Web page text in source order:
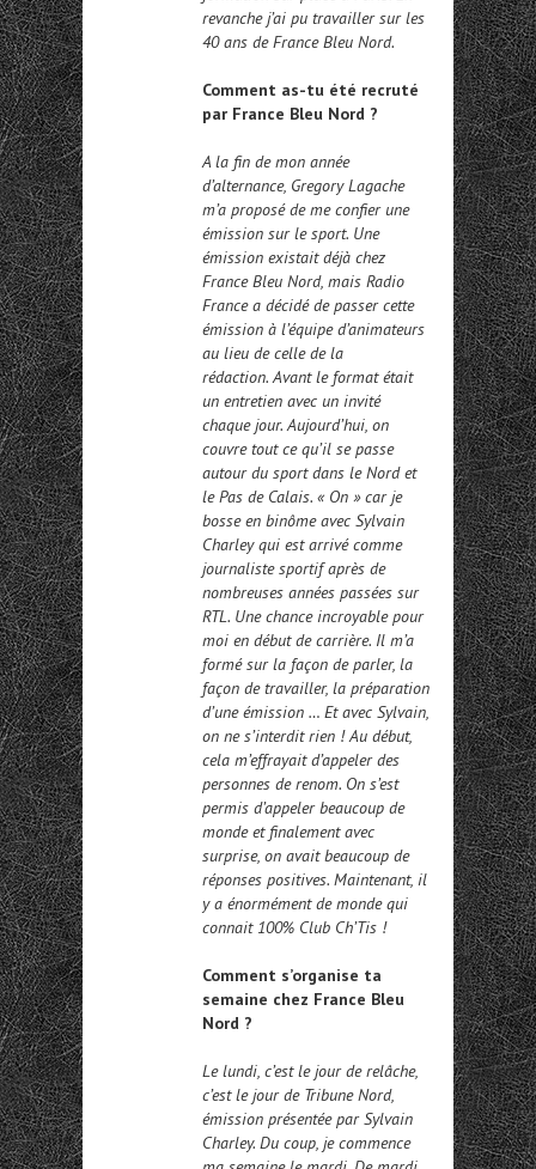
revanche j’ai pu travailler sur les
40 ans de France Bleu Nord.
Comment as-tu été recruté
par France Bleu Nord ?
A la fin de mon année
d’alternance, Gregory Lagache
m’a proposé de me confier une
émission sur le sport. Une
émission existait déjà chez
France Bleu Nord, mais Radio
France a décidé de passer cette
émission à l’équipe d’animateurs
au lieu de celle de la
rédaction. Avant le format était
un entretien avec un invité
chaque jour. Aujourd’hui, on
couvre tout ce qu’il se passe
autour du sport dans le Nord et
le Pas de Calais. « On » car je
bosse en binôme avec Sylvain
Charley qui est arrivé comme
journaliste sportif après de
nombreuses années passées sur
RTL. Une chance incroyable pour
moi en début de carrière. Il m’a
formé sur la façon de parler, la
façon de travailler, la préparation
d’une émission … Et avec Sylvain,
on ne s’interdit rien ! Au début,
cela m’effrayait d’appeler des
personnes de renom. On s’est
permis d’appeler beaucoup de
monde et finalement avec
surprise, on avait beaucoup de
réponses positives. Maintenant, il
y a énormément de monde qui
connait 100% Club Ch’Tis !
Comment s’organise ta
semaine chez France Bleu
Nord ?
Le lundi, c’est le jour de relâche,
c’est le jour de Tribune Nord,
émission présentée par Sylvain
Charley. Du coup, je commence